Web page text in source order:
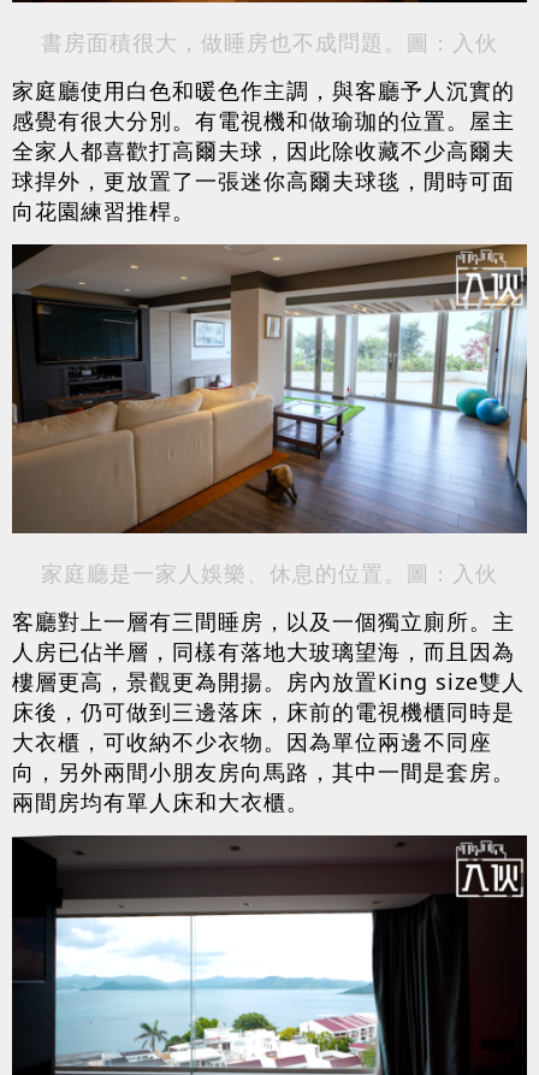
書房面積很大，做睡房也不成問題。圖：入伙
家庭廳使用白色和暖色作主調，與客廳予人沉實的
感覺有很大分別。有電視機和做瑜珈的位置。屋主
全家人都喜歡打高爾夫球，因此除收藏不少高爾夫
球捍外，更放置了一張迷你高爾夫球毯，閒時可面
向花園練習推桿。
家庭廳是一家人娛樂、休息的位置。圖：入伙
客廳對上一層有三間睡房，以及一個獨立廁所。主
人房已佔半層，同樣有落地大玻璃望海，而且因為
樓層更高，景觀更為開揚。房內放置King size雙人
床後，仍可做到三邊落床，床前的電視機櫃同時是
大衣櫃，可收納不少衣物。因為單位兩邊不同座
向，另外兩間小朋友房向馬路，其中一間是套房。
兩間房均有單人床和大衣櫃。